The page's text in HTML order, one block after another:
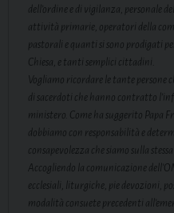
dell’ordine e di vigilanza, personale
attività primarie, operatori della
pastorali e quanti si sono prodigati
Chiesa, e tanti semplici cittadini.
Vogliamo ricordare le tante persone
di sacerdoti che hanno contratto
ministero. Come ha suggerito Papa
dobbiamo con responsabilità e
consapevolezza che siamo sulla
Accogliendo la comunicazione
ecclesiali, liturgiche, pie devozioni,
modalità consuete precedenti